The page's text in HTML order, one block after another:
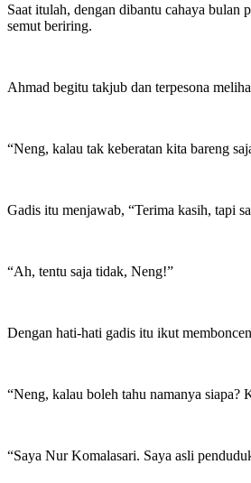
Saat itulah, dengan dibantu cahaya bulan
semut beriring.
Ahmad begitu takjub dan terpesona
“Neng, kalau tak keberatan kita bareng
Gadis itu menjawab, “Terima kasih, tapi
“Ah, tentu saja tidak, Neng!”
Dengan hati-hati gadis itu ikut
“Neng, kalau boleh tahu namanya
“Saya Nur Komalasari. Saya asli